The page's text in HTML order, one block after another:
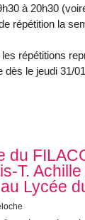
à 20h30
répétition la
répétitions
dès le jeudi 31/
du
T.
Lycée